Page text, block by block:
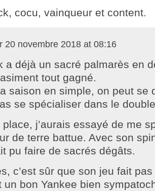
cocu, vainqueur et content.
20 novembre 2018 at 08:16
a déjà un sacré palmarès en
tout gagné.
saison en simple, on peut se
se spécialiser dans le
place, j’aurais essayé de me
de terre battue. Avec son
pu faire de sacrés dégâts.
c’est sûr que son jeu fait
un bon Yankee bien